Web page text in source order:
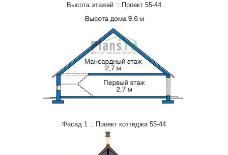
Высота этажей :: Проект 55-44
Фасад 1 :: Проект коттеджа 55-44